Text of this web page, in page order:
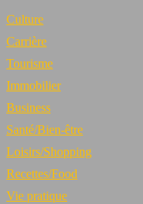
Culture
Carrière
Tourisme
Immobilier
Business
Santé/Bien-être
Loisirs/Shopping
Recettes/Food
Vie pratique